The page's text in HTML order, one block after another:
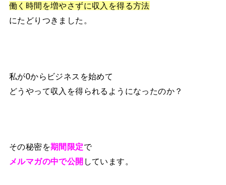
働く時間を増やさずに収入を得る方法
にたどりつきました。
私が0からビジネスを始めて
どうやって収入を得られるようになったのか？
その秘密を期間限定で
メルマガの中で公開 しています。